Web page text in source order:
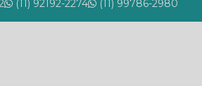
(11) 92192-2274 (11) 99786-2980